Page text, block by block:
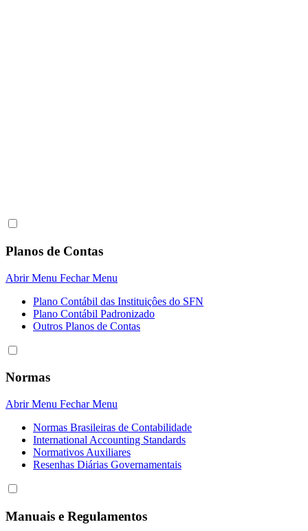
Planos de Contas
Abrir Menu Fechar Menu
Plano Contábil das Instituiçôes do SFN
Plano Contábil Padronizado
Outros Planos de Contas
Normas
Abrir Menu Fechar Menu
Normas Brasileiras de Contabilidade
International Accounting Standards
Normativos Auxiliares
Resenhas Diárias Governamentais
Manuais e Regulamentos